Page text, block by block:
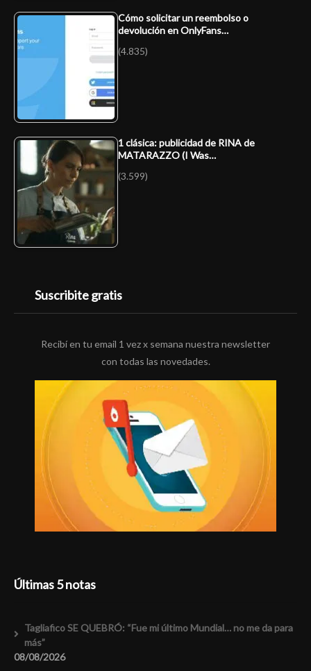
Cómo solicitar un reembolso o
devolución en OnlyFans…
(4.835)
1 clásica: publicidad de RINA de
MATARAZZO (I Was…
(3.599)
Suscribite gratis
Recibí en tu email 1 vez x semana nuestra newsletter
con todas las novedades.
Últimas 5 notas
Tagliafico SE QUEBRÓ: “Fue mi último Mundial… no me da para
más”
08/08/2026